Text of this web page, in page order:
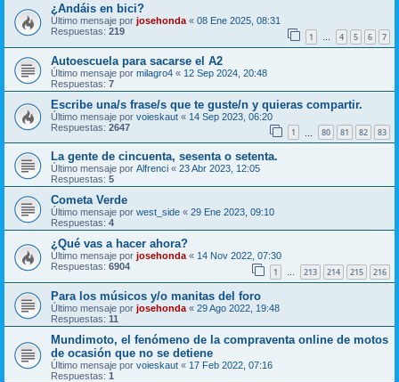
¿Andáis en bici?
Último mensaje por josehonda « 08 Ene 2025, 08:31
Respuestas: 219 1 … 4 5 6 7
Autoescuela para sacarse el A2
Último mensaje por milagro4 « 12 Sep 2024, 20:48
Respuestas: 7
Escribe una/s frase/s que te guste/n y quieras compartir.
Último mensaje por voieskaut « 14 Sep 2023, 06:20
Respuestas: 2647 1 80 81 82 83
La gente de cincuenta, sesenta o setenta.
Último mensaje por Alfrenci « 23 Abr 2023, 12:05
Respuestas: 5
Cometa Verde
Último mensaje por west_side « 29 Ene 2023, 09:10
Respuestas: 4
¿Qué vas a hacer ahora?
Último mensaje por josehonda « 14 Nov 2022, 07:30
Respuestas: 6904 1 … 213 214 215 216
Para los músicos y/o manitas del foro
Último mensaje por josehonda « 29 Ago 2022, 19:48
Respuestas: 11
Mundimoto, el fenómeno de la compraventa online de motos
de ocasión que no se detiene
Último mensaje por voieskaut « 17 Feb 2022, 07:16
Respuestas: 1